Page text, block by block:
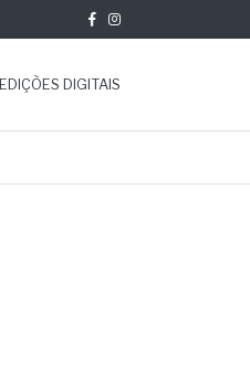
EDIÇÕES DIGITAIS